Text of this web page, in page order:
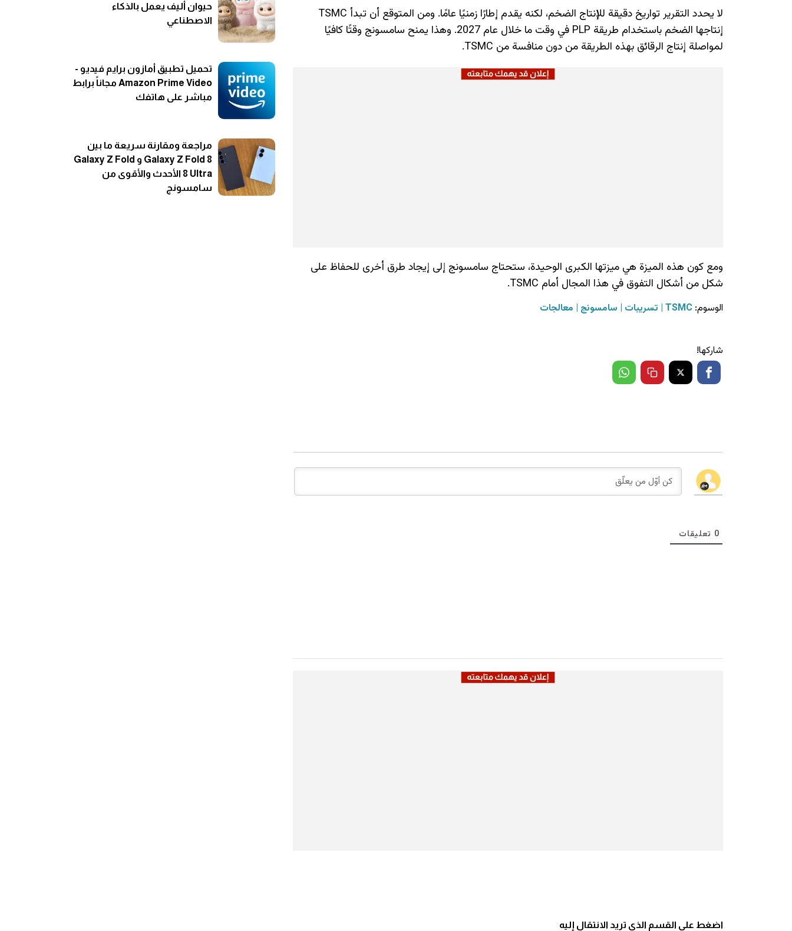
لا يحدد التقرير تواريخ دقيقة للإنتاج الضخم، لكنه يقدم إطارًا زمنيًا عامًا. ومن المتوقع أن تبدأ TSMC
إنتاجها الضخم باستخدام طريقة PLP في وقت ما خلال عام 2027. وهذا يمنح سامسونج وقتًا كافيًا
لمواصلة إنتاج الرقائق بهذه الطريقة من دون منافسة من TSMC.
ومع كون هذه الميزة هي ميزتها الكبرى الوحيدة، ستحتاج سامسونج إلى إيجاد طرق أخرى للحفاظ على
شكل من أشكال التفوق في هذا المجال أمام TSMC.
الوسوم: TSMC تسريبات سامسونج معالجات
شاركها!
0 تعليقات
اضغط على القسم الذي تريد الانتقال إليه
حيوان أليف يعمل بالذكاء
الاصطناعي
تحميل تطبيق أمازون برايم فيديو -
Amazon Prime Video مجاناً برابط
مباشر على هاتفك
مراجعة ومقارنة سريعة ما بين
Galaxy Z Fold 8 و Galaxy Z Fold
8 Ultra الأحدث والأقوى من
سامسونج